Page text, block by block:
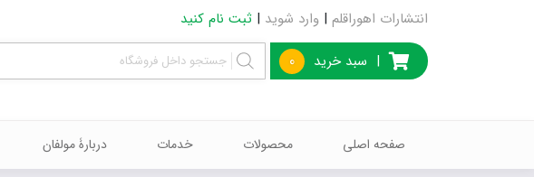
انتشارات اهوراقلم | وارد شوید | ثبت نام کنید
| سبد خرید 0
صفحه اصلی محصولات خدمات دربارۀ مولفان